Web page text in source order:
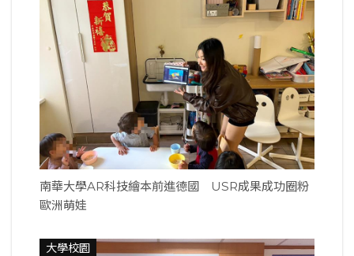
南華大學AR科技繪本前進德國 USR成果成功圈粉
歐洲萌娃
大學校園